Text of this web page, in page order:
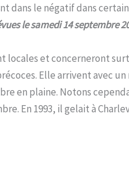
dans le négatif dans
le samedi 14 septembre
locales et concerneront
Elle arrivent avec
en plaine. Notons
En 1993, il gelait à